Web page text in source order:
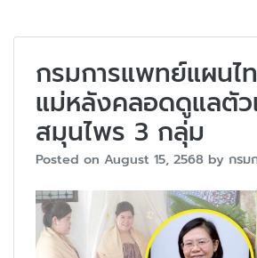
กรมการแพทย์แผนไ
แม่หลังคลอดดูแลตัว
สมุนไพร 3 กลุ่ม
Posted on August 15, 2568 by กรม